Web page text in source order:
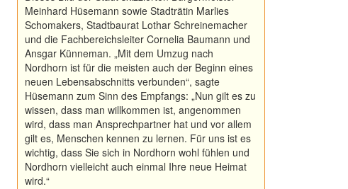
Meinhard Hüsemann sowie Stadträtin Marlies
Schomakers, Stadtbaurat Lothar Schreinemacher
und die Fachbereichsleiter Cornelia Baumann und
Ansgar Künneman. „Mit dem Umzug nach
Nordhorn ist für die meisten auch der Beginn eines
neuen Lebensabschnitts verbunden“, sagte
Hüsemann zum Sinn des Empfangs: „Nun gilt es zu
wissen, dass man willkommen ist, angenommen
wird, dass man Ansprechpartner hat und vor allem
gilt es, Menschen kennen zu lernen. Für uns ist es
wichtig, dass Sie sich in Nordhorn wohl fühlen und
Nordhorn vielleicht auch einmal Ihre neue Heimat
wird.“